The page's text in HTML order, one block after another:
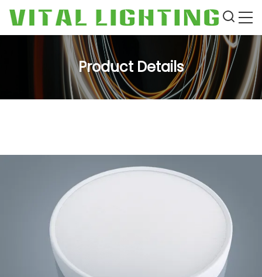
Product Details